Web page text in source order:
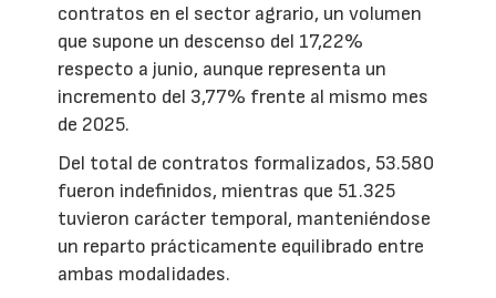
contratos en el sector agrario, un volumen
que supone un descenso del 17,22%
respecto a junio, aunque representa un
incremento del 3,77% frente al mismo mes
de 2025.
Del total de contratos formalizados, 53.580
fueron indefinidos, mientras que 51.325
tuvieron carácter temporal, manteniéndose
un reparto prácticamente equilibrado entre
ambas modalidades.